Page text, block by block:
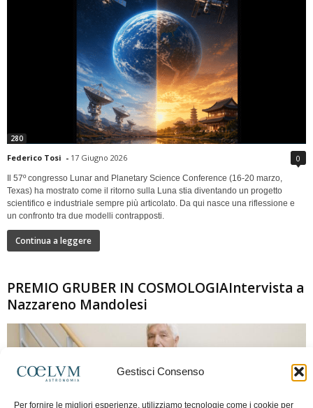
Gestisci Consenso
Per fornire le migliori esperienze, utilizziamo tecnologie come i cookie per
280
Federico Tosi - 17 Giugno 2026 0
Il 57º congresso Lunar and Planetary Science Conference (16-20 marzo,
Texas) ha mostrato come il ritorno sulla Luna stia diventando un progetto
scientifico e industriale sempre più articolato. Da qui nasce una riflessione e
un confronto tra due modelli contrapposti.
Continua a leggere
PREMIO GRUBER IN COSMOLOGIAIntervista a
Nazzareno Mandolesi